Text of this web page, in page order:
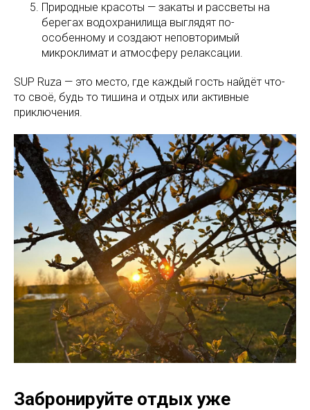
Природные красоты — закаты и рассветы на
берегах водохранилища выглядят по-
особенному и создают неповторимый
микроклимат и атмосферу релаксации.
SUP Ruza — это место, где каждый гость найдёт что-
то своё, будь то тишина и отдых или активные
приключения.
Забронируйте отдых уже